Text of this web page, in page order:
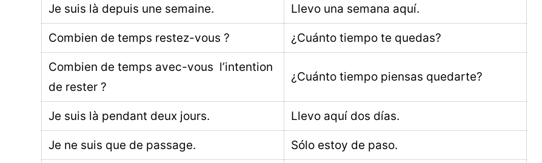
Je suis là depuis une semaine. Llevo una semana aquí.
Combien de temps restez-vous ? ¿Cuánto tiempo te quedas?
Combien de temps avec-vous l’intention
de rester ?
¿Cuánto tiempo piensas quedarte?
Je suis là pendant deux jours. Llevo aquí dos días.
Je ne suis que de passage. Sólo estoy de paso.